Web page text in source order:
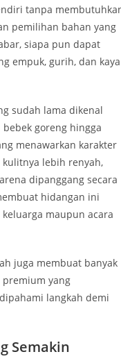
tanpa
pemilihan bahan yang
siapa pun dapat
empuk, gurih, dan kaya
sudah lama dikenal
goreng hingga
menawarkan karakter
lebih renyah,
dipanggang secara
hidangan ini
maupun acara
juga membuat banyak
yang
langkah demi
Semakin